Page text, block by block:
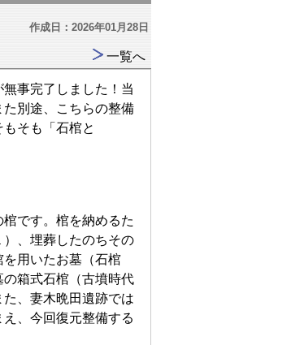
作成日：2026年01月28日
一覧へ
事完了しました！当
別途、こちらの整備
そも「石棺と
です。棺を納めるた
、埋葬したのちその
を用いたお墓（石棺
箱式石棺（古墳時代
、妻木晩田遺跡では
、今回復元整備する